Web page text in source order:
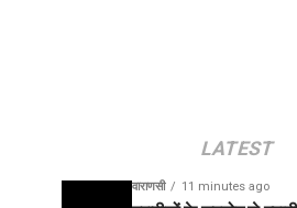
LATEST
वाराणसी 11 minutes ago